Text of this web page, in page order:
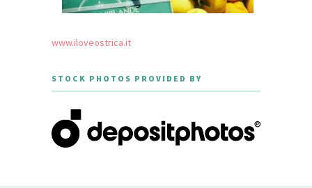
www.iloveostrica.it
STOCK PHOTOS PROVIDED BY